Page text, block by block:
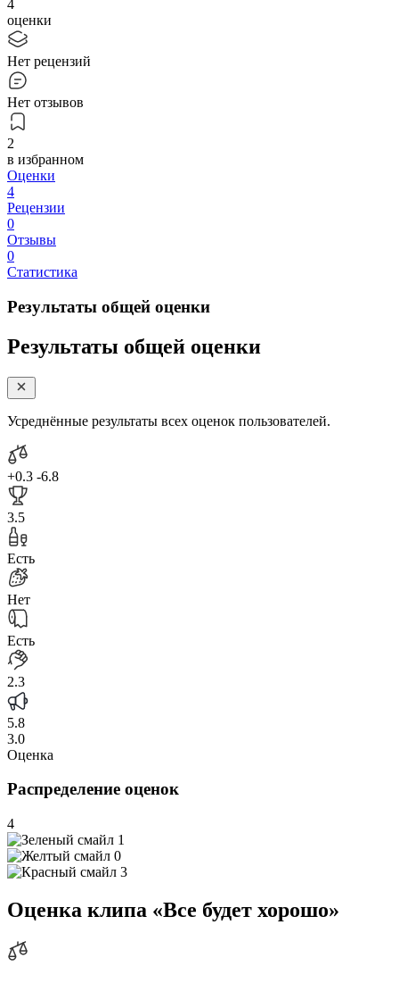
4
оценки
Нет рецензий
Нет отзывов
2
в избранном
Оценки
4
Рецензии
0
Отзывы
0
Статистика
Результаты общей оценки
Результаты общей оценки
Усреднённые результаты всех оценок пользователей.
+0.3 -6.8
3.5
Есть
Нет
Есть
2.3
5.8
3.0
Оценка
Распределение оценок
4
1
0
3
Оценка клипа «Все будет хорошо»